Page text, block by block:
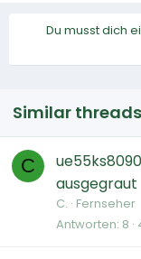
Du musst dich
Similar threads
C
ausgegraut
C. Fernseher
Antworten 8